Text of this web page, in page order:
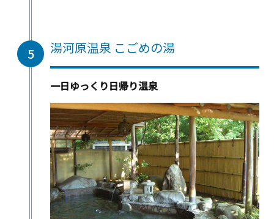
5 湯河原温泉 こごめの湯
一日ゆっくり日帰り温泉